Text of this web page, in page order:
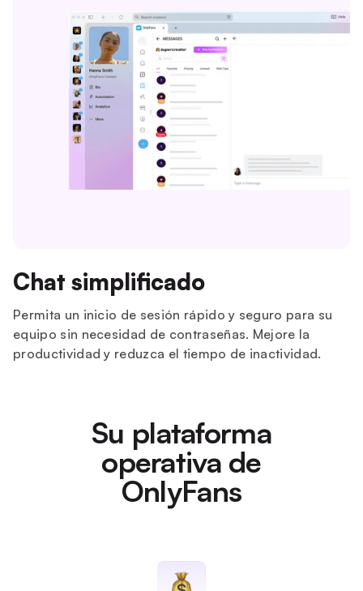
Chat simplificado
Permita un inicio de sesión rápido y seguro para su
equipo sin necesidad de contraseñas. Mejore la
productividad y reduzca el tiempo de inactividad.
Su plataforma
operativa de
OnlyFans